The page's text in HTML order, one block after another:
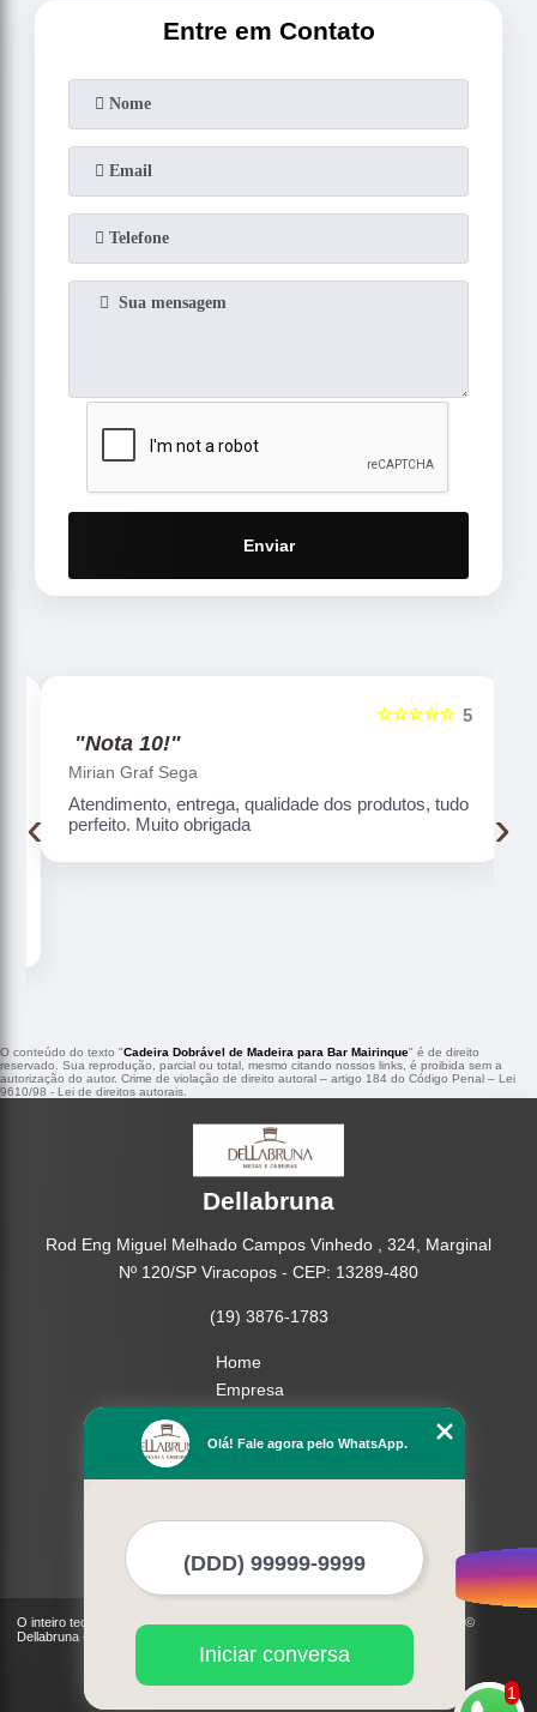
Entre em Contato
Enviar
5
☆☆☆☆☆
"Nota 10!"
Mirian Graf Sega
Atendimento, entrega, qualidade dos produtos, tudo
perfeito. Muito obrigada
‹ ›
O conteúdo do texto "Cadeira Dobrável de Madeira para Bar Mairinque" é de direito
reservado. Sua reprodução, parcial ou total, mesmo citando nossos links, é proibida sem a
autorização do autor. Crime de violação de direito autoral – artigo 184 do Código Penal – Lei
9610/98 - Lei de direitos autorais
Dellabruna
Rod Eng Miguel Melhado Campos Vinhedo , 324, Marginal
Nº 120/SP Viracopos - CEP: 13289-480
(19) 3876-1783
Home
Empresa
Produtos
Mais Serviços
O inteiro teor deste site está sujeito à proteção de direitos autorais. Copyright©
Dellabruna (Lei 9610 de 19/02/1998)
1
Olá! Fale agora pelo WhatsApp.
Iniciar conversa